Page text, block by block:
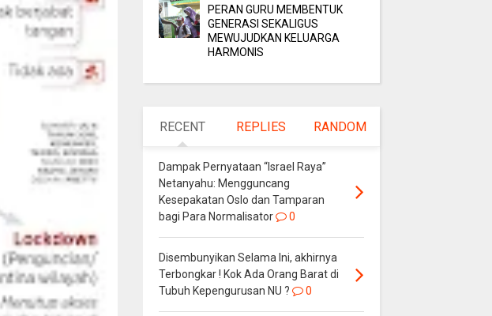
PERAN GURU MEMBENTUK
GENERASI SEKALIGUS
MEWUJUDKAN KELUARGA
HARMONIS
RECENT REPLIES RANDOM
Dampak Pernyataan “Israel Raya”
Netanyahu: Mengguncang
Kesepakatan Oslo dan Tamparan
bagi Para Normalisator
0
Disembunyikan Selama Ini, akhirnya
Terbongkar ! Kok Ada Orang Barat di
Tubuh Kepengurusan NU ?
0